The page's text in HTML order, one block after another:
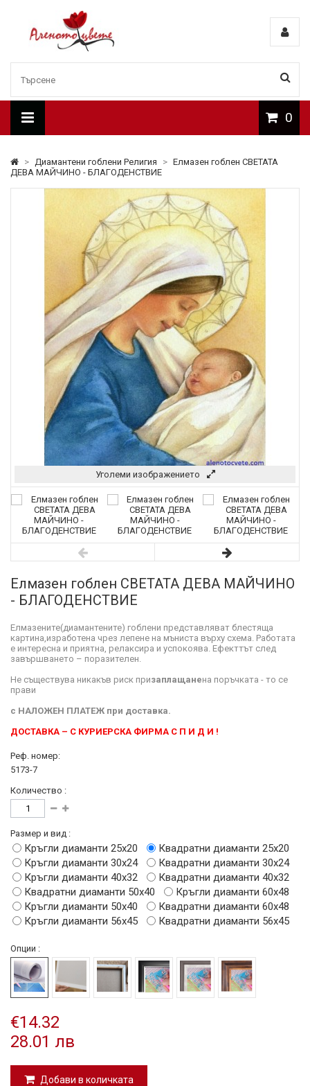
0
> Диамантени гоблени Религия > Елмазен гоблен СВЕТАТА
ДЕВА МАЙЧИНО - БЛАГОДЕНСТВИЕ
Уголеми изображението
Елмазен гоблен СВЕТАТА ДЕВА МАЙЧИНО
- БЛАГОДЕНСТВИЕ
Елмазените(диамантените) гоблени представляват блестяща
картина,изработена чрез лепене на мъниста върху схема. Работата
е интересна и приятна, релаксира и успокоява. Ефекттът след
завършването – поразителен.
Не съществува никакъв риск призаплащанена поръчката - то се
прави
с НАЛОЖЕН ПЛАТЕЖ при доставка.
ДОСТАВКА – С КУРИЕРСКА ФИРМА С П И Д И !
Реф. номер:
5173-7
Количество :
Размер и вид :
Кръгли диаманти 25х20
Квадратни диаманти 25х20
Кръгли диаманти 30х24
Квадратни диаманти 30х24
Кръгли диаманти 40х32
Квадратни диаманти 40х32
Квадратни диаманти 50х40
Кръгли диаманти 60х48
Кръгли диаманти 50х40
Квадратни диаманти 60х48
Кръгли диаманти 56х45
Квадратни диаманти 56х45
Опции :
€14.32
28.01 лв
Добави в количката